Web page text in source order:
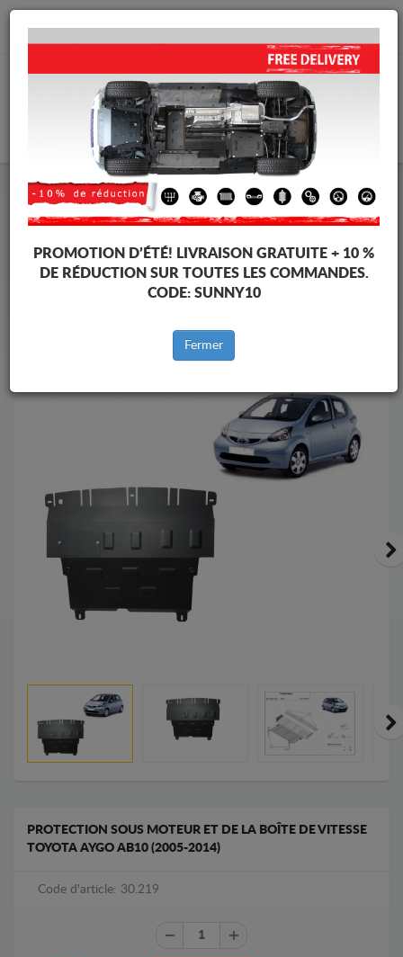
info@protectionsousmoteur.eu
Protection Sous Moteur Toyota
Protection Sous Moteur Toyota Aygo
Marques
PROTECTION SOUS MOTEUR ET DE LA BOÎTE DE VITESSE
TOYOTA AYGO AB10 (2005-2014)
Code d'article: 30.219
PROMOTION D’ÉTÉ! LIVRAISON GRATUITE + 10 %
DE RÉDUCTION SUR TOUTES LES COMMANDES.
CODE: SUNNY10
Fermer